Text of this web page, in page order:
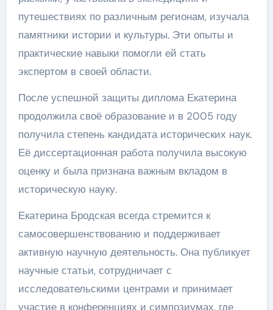
путешествиях по различным регионам, изучала
памятники истории и культуры. Эти опыты и
практические навыки помогли ей стать
экспертом в своей области.
После успешной защиты диплома Екатерина
продолжила своё образование и в 2005 году
получила степень кандидата исторических наук.
Её диссертационная работа получила высокую
оценку и была признана важным вкладом в
историческую науку.
Екатерина Бродская всегда стремится к
самосовершенствованию и поддерживает
активную научную деятельность. Она публикует
научные статьи, сотрудничает с
исследовательскими центрами и принимает
участие в конференциях и симпозиумах, где